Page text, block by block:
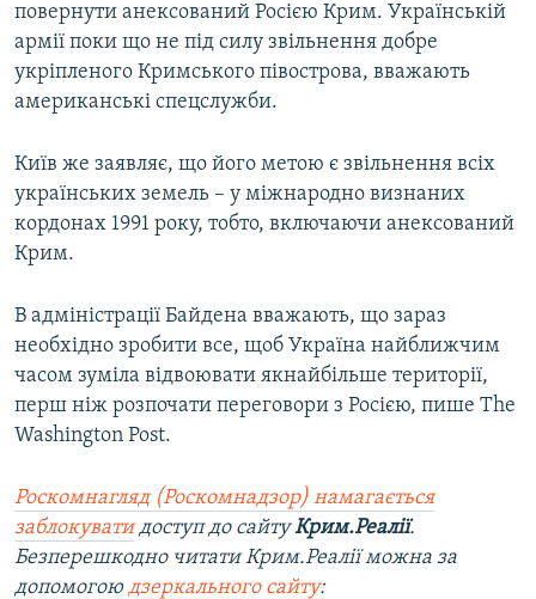
повернути анексований Росією Крим. Українській
армії поки що не під силу звільнення добре
укріпленого Кримського півострова, вважають
американські спецслужби.
Київ же заявляє, що його метою є звільнення всіх
українських земель – у міжнародно визнаних
кордонах 1991 року, тобто, включаючи анексований
Крим.
В адміністрації Байдена вважають, що зараз
необхідно зробити все, щоб Україна найближчим
часом зуміла відвоювати якнайбільше території,
перш ніж розпочати переговори з Росією, пише The
Washington Post.
Роскомнагляд (Роскомнадзор) намагається
заблокуватидоступ до сайтуКрим.Реалії.
Безперешкодно читати Крим.Реалії можна за
допомогою дзеркального сайту: